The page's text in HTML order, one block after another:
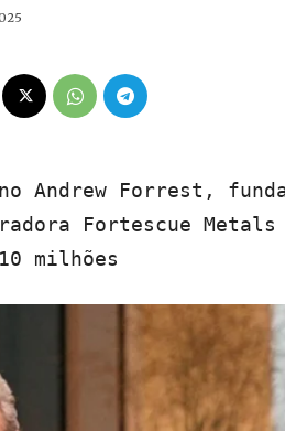
Andrew Forrest,
Fortescue Metals
milhões